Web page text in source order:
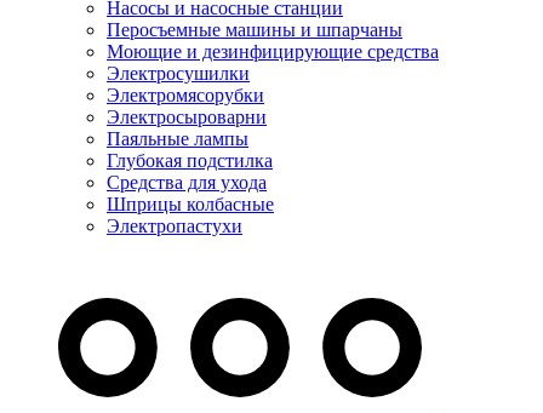
Насосы и насосные станции
Перосъемные машины и шпарчаны
Моющие и дезинфицирующие средства
Электросушилки
Электромясорубки
Электросыроварни
Паяльные лампы
Глубокая подстилка
Средства для ухода
Шприцы колбасные
Электропастухи